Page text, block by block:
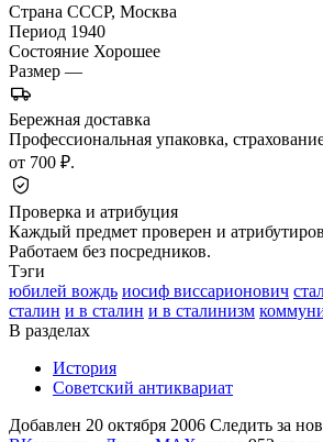
Страна СССР, Москва
Период 1940
Состояние Хорошее
Размер —
Бережная доставка
Профессиональная упаковка,
от 700 ₽.
Проверка и атрибуция
Каждый предмет проверен и
Работаем без посредников.
Тэги
юбилей вождь иосиф виссарионович
сталин и в сталин и в сталинизм
В разделах
История
Советский антиквариат
Добавлен 20 октября 2006 Следить за